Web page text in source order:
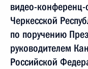
видео-
Черкесской
по поручению
руководителем
Российской